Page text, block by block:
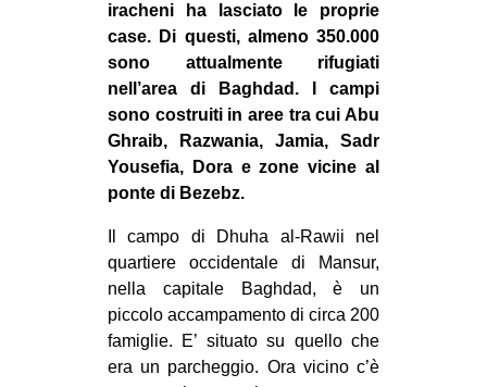
EUROPA
MEDIO ORIENTE
MONDO
EVENTI
Fb
ms
iracheni ha lasciato le proprie
case. Di questi, almeno 350.000
sono attualmente rifugiati
nell’area di Baghdad. I campi
sono costruiti in aree tra cui Abu
Ghraib, Razwania, Jamia, Sadr
Yousefia, Dora e zone vicine al
ponte di Bezebz.
Il campo di Dhuha al-Rawii nel
quartiere occidentale di Mansur,
nella capitale Baghdad, è un
piccolo accampamento di circa 200
famiglie. E’ situato su quello che
era un parcheggio. Ora vicino c’è